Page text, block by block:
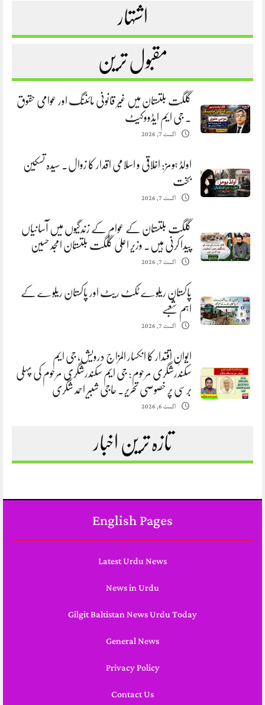
اشتہار
مقبول ترین
گلگت بلتستان میں غیر قانونی مائننگ اور عوامی حقوق
. جی ایم ایڈووکیٹ
اگست 7, 2026
اولڈ ہومز: اخلاقی و اسلامی اقدار کا زوال. سیدہ تسکین
بخت
اگست 7, 2026
گلگت بلتستان کے عوام کے زندگیوں میں آسانیاں
پیدا کرنی ہیں. وزیر اعلیٰ گلگت بلتستان امجد حسین
اگست 7, 2026
پاکستان ریلوے ٹکٹ ریٹ اور پاکستان ریلوے کے
اہم شعبے
اگست 7, 2026
ایوانِ اقتدار کا انکسار المزاج درویش، جی ایم
سکندرشگری مرحوم: جی ایم سکندرشگری مرحوم کی پہلی
برسی پر خصوصی تحریر. حاجی شبیر احمد شگری
اگست 6, 2026
تازہ ترین اخبار
English Pages
Latest Urdu News
News in Urdu
Gilgit Baltistan News Urdu Today
General News
Privacy Policy
Contact Us